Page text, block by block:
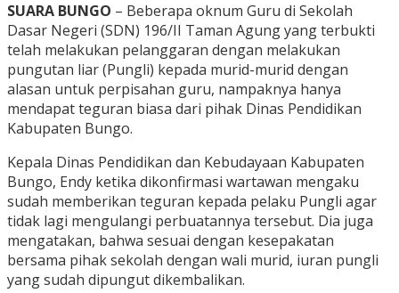
SUARA BUNGO – Beberapa oknum Guru di Sekolah
Dasar Negeri (SDN) 196/II Taman Agung yang terbukti
telah melakukan pelanggaran dengan melakukan
pungutan liar (Pungli) kepada murid-murid dengan
alasan untuk perpisahan guru, nampaknya hanya
mendapat teguran biasa dari pihak Dinas Pendidikan
Kabupaten Bungo.
Kepala Dinas Pendidikan dan Kebudayaan Kabupaten
Bungo, Endy ketika dikonfirmasi wartawan mengaku
sudah memberikan teguran kepada pelaku Pungli agar
tidak lagi mengulangi perbuatannya tersebut. Dia juga
mengatakan, bahwa sesuai dengan kesepakatan
bersama pihak sekolah dengan wali murid, iuran pungli
yang sudah dipungut dikembalikan.